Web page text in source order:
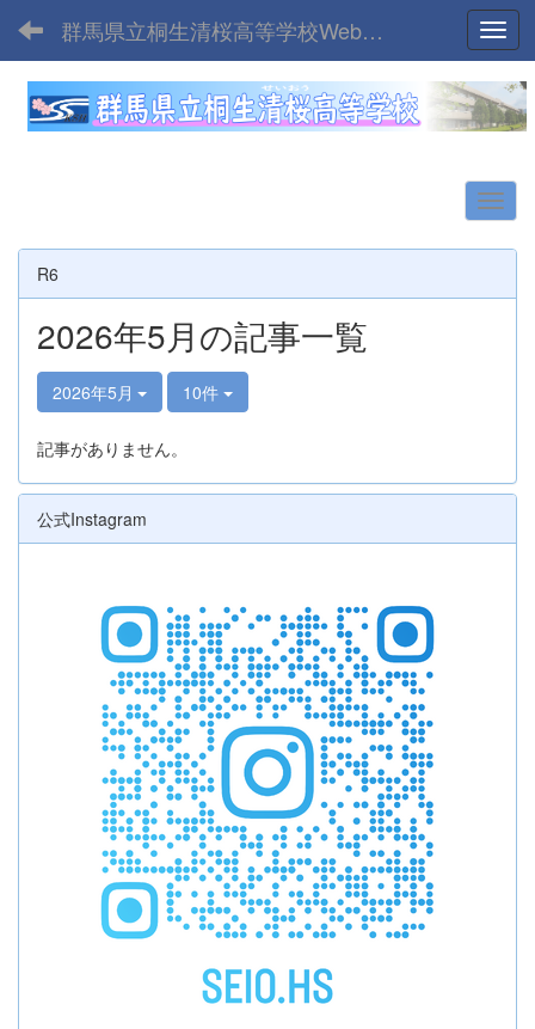
群馬県立桐生清桜高等学校Webサイト
R6
2026年5月の記事一覧
2026年5月 10件
記事がありません。
公式Instagram